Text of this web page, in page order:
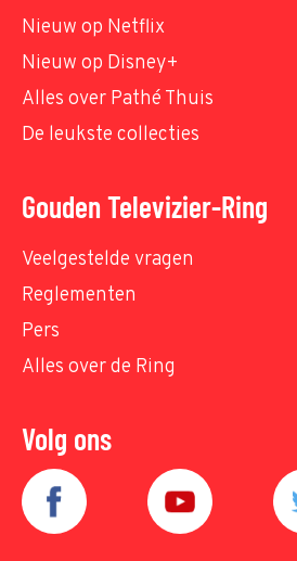
Nieuw op Netflix
Nieuw op Disney+
Alles over Pathé Thuis
De leukste collecties
Gouden Televizier-Ring
Veelgestelde vragen
Reglementen
Pers
Alles over de Ring
Volg ons